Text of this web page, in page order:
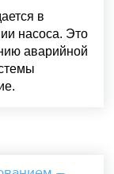
в
насоса. Это
аварийной